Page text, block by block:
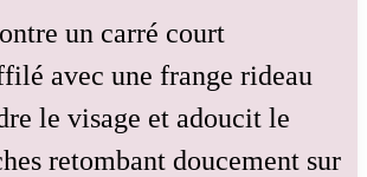
un carré court
avec une frange rideau
le visage et adoucit le
retombant doucement sur